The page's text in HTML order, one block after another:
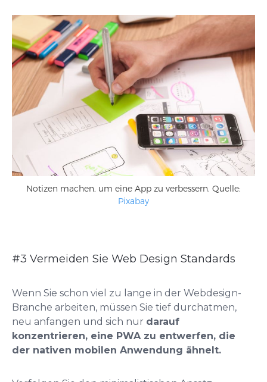
Notizen machen, um eine App zu verbessern. Quelle:
Pixabay
#3 Vermeiden Sie Web Design Standards
Wenn Sie schon viel zu lange in der Webdesign-
Branche arbeiten, müssen Sie tief durchatmen,
neu anfangen und sich nur darauf
konzentrieren, eine PWA zu entwerfen, die
der nativen mobilen Anwendung ähnelt.